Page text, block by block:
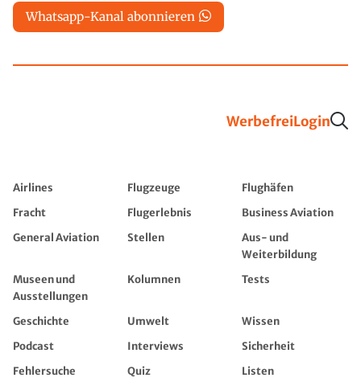
Whatsapp-Kanal abonnieren
WerbefreiLogin
Airlines Flugzeuge
Flughäfen
Fracht
Flugerlebnis
Business Aviation
General Aviation
Stellen
Aus- und
Weiterbildung
Museen und
Ausstellungen
Kolumnen Tests
Geschichte Umwelt
Wissen
Podcast
Interviews
Sicherheit
Fehlersuche
Quiz
Listen